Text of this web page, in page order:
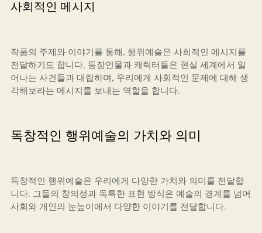
사회적인 메시지
작품의 주제와 이야기를 통해, 행위예술은 사회적인 메시지를
전달하기도 합니다. 등장인물과 캐릭터들은 현실 세계에서 일
어나는 사건들과 대립하며, 우리에게 사회적인 문제에 대해 생
각해보라는 메시지를 보내는 역할을 합니다.
독창적인 행위예술의 가치와 의미
독창적인 행위예술은 우리에게 다양한 가치와 의미를 전달합
니다. 그들의 창의성과 독특한 표현 방식은 예술의 경계를 넘어
사회와 개인의 눈높이에서 다양한 이야기를 전달합니다.